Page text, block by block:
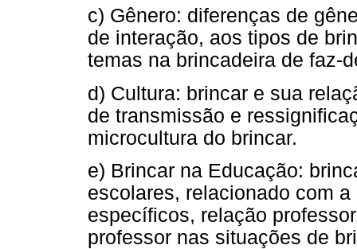
c) Gênero: diferenças de
de interação, aos tipos de
temas na brincadeira de faz-
d) Cultura: brincar e sua
de transmissão e
microcultura do brincar.
e) Brincar na Educação:
escolares, relacionado com
específicos, relação
professor nas situações de